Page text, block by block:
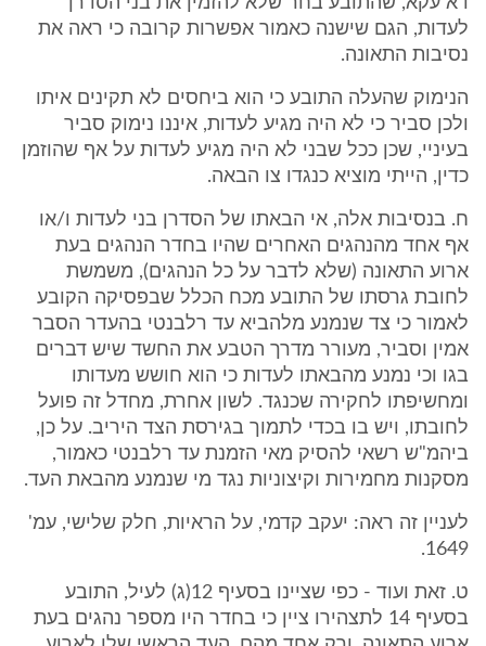
לעדות, הגם שישנה כאמור אפשרות קרובה כי ראה את
נסיבות התאונה.
הנימוק שהעלה התובע כי הוא ביחסים לא תקינים איתו
ולכן סביר כי לא היה מגיע לעדות, איננו נימוק סביר
בעיניי, שכן ככל שבני לא היה מגיע לעדות על אף שהוזמן
כדין, הייתי מוציא כנגדו צו הבאה.
ח. בנסיבות אלה, אי הבאתו של הסדרן בני לעדות ו/או
אף אחד מהנהגים האחרים שהיו בחדר הנהגים בעת
ארוע התאונה (שלא לדבר על כל הנהגים), משמשת
לחובת גרסתו של התובע מכח הכלל שבפסיקה הקובע
לאמור כי צד שנמנע מלהביא עד רלבנטי בהעדר הסבר
אמין וסביר, מעורר מדרך הטבע את החשד שיש דברים
בגו וכי נמנע מהבאתו לעדות כי הוא חושש מעדותו
ומחשיפתו לחקירה שכנגד. לשון אחרת, מחדל זה פועל
לחובתו, ויש בו בכדי לתמוך בגירסת הצד היריב. על כן,
ביהמ"ש רשאי להסיק מאי הזמנת עד רלבנטי כאמור,
מסקנות מחמירות וקיצוניות נגד מי שנמנע מהבאת העד.
לעניין זה ראה: יעקב קדמי, על הראיות, חלק שלישי, עמ'
1649.
ט. זאת ועוד - כפי שציינו בסעיף 12(ג) לעיל, התובע
בסעיף 14 לתצהירו ציין כי בחדר היו מספר נהגים בעת